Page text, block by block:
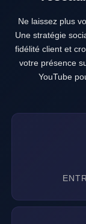
Ne laissez plus
Une stratégie
fidélité client et
votre présence
YouTube